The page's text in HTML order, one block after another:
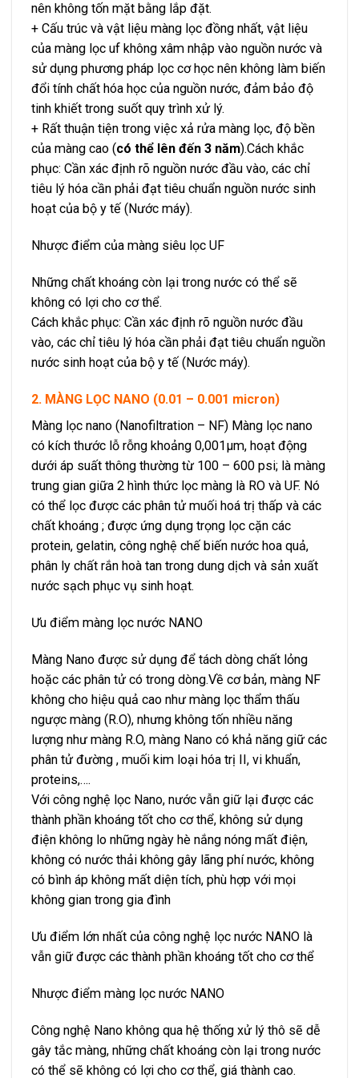
nên không tốn mặt bằng lắp đặt.
+ Cấu trúc và vật liệu màng lọc đồng nhất, vật liệu
của màng lọc uf không xâm nhập vào nguồn nước và
sử dụng phương pháp lọc cơ học nên không làm biến
đổi tính chất hóa học của nguồn nước, đảm bảo độ
tinh khiết trong suốt quy trình xử lý.
+ Rất thuận tiện trong việc xả rửa màng lọc, độ bền
của màng cao (có thể lên đến 3 năm).Cách khắc
phục: Cần xác định rõ nguồn nước đầu vào, các chỉ
tiêu lý hóa cần phải đạt tiêu chuẩn nguồn nước sinh
hoạt của bộ y tế (Nước máy).
Nhược điểm của màng siêu lọc UF
Những chất khoáng còn lại trong nước có thể sẽ
không có lợi cho cơ thể.
Cách khắc phục: Cần xác định rõ nguồn nước đầu
vào, các chỉ tiêu lý hóa cần phải đạt tiêu chuẩn nguồn
nước sinh hoạt của bộ y tế (Nước máy).
2. MÀNG LỌC NANO (0.01 – 0.001 micron)
Màng lọc nano (Nanofiltration – NF) Màng lọc nano
có kích thước lỗ rỗng khoảng 0,001μm, hoạt động
dưới áp suất thông thường từ 100 – 600 psi; là màng
trung gian giữa 2 hình thức lọc màng là RO và UF. Nó
có thể lọc được các phân tử muối hoá trị thấp và các
chất khoáng ; được ứng dụng trọng lọc cặn các
protein, gelatin, công nghệ chế biến nước hoa quả,
phân ly chất rắn hoà tan trong dung dịch và sản xuất
nước sạch phục vụ sinh hoạt.
Ưu điểm màng lọc nước NANO
Màng Nano được sử dụng để tách dòng chất lỏng
hoặc các phân tử có trong dòng.Về cơ bản, màng NF
không cho hiệu quả cao như màng lọc thẩm thấu
ngược màng (R.O), nhưng không tốn nhiều năng
lượng như màng R.O, màng Nano có khả năng giữ các
phân tử đường , muối kim loại hóa trị II, vi khuẩn,
proteins,….
Với công nghệ lọc Nano, nước vẫn giữ lại được các
thành phần khoáng tốt cho cơ thể, không sử dụng
điện không lo những ngày hè nắng nóng mất điện,
không có nước thải không gây lãng phí nước, không
có bình áp không mất diện tích, phù hợp với mọi
không gian trong gia đình
Ưu điểm lớn nhất của công nghệ lọc nước NANO là
vẫn giữ được các thành phần khoáng tốt cho cơ thể
Nhược điểm màng lọc nước NANO
Công nghệ Nano không qua hệ thống xử lý thô sẽ dễ
gây tắc màng, những chất khoáng còn lại trong nước
có thể sẽ không có lợi cho cơ thể, giá thành cao.